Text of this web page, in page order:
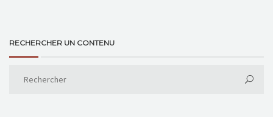
RECHERCHER UN CONTENU